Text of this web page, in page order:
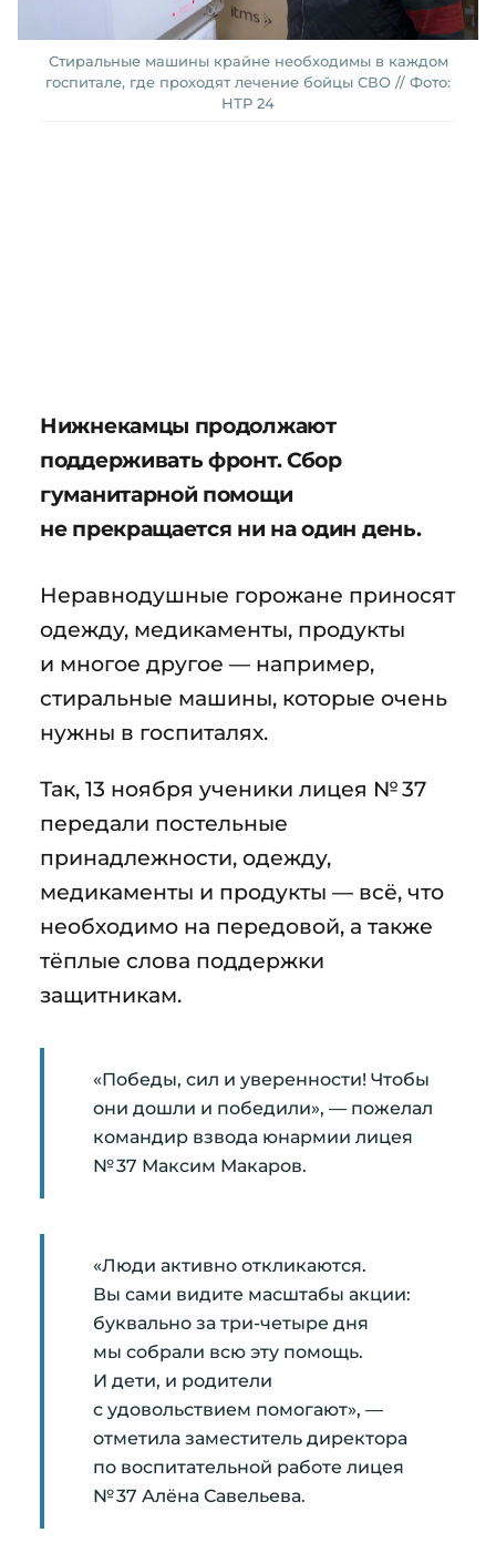
Стиральные машины крайне необходимы в каждом
госпитале, где проходят лечение бойцы СВО // Фото:
НТР 24
Нижнекамцы продолжают
поддерживать фронт. Сбор
гуманитарной помощи
не прекращается ни на один день.
Неравнодушные горожане приносят
одежду, медикаменты, продукты
и многое другое — например,
стиральные машины, которые очень
нужны в госпиталях.
Так, 13 ноября ученики лицея № 37
передали постельные
принадлежности, одежду,
медикаменты и продукты — всё, что
необходимо на передовой, а также
тёплые слова поддержки
защитникам.
«Победы, сил и уверенности! Чтобы
они дошли и победили», — пожелал
командир взвода юнармии лицея
№ 37 Максим Макаров.
«Люди активно откликаются.
Вы сами видите масштабы акции:
буквально за три-четыре дня
мы собрали всю эту помощь.
И дети, и родители
с удовольствием помогают», —
отметила заместитель директора
по воспитательной работе лицея
№ 37 Алёна Савельева.